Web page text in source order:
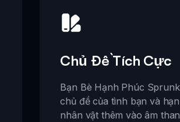
Chủ Đề Tích Cực
Bạn Bè Hạnh Phúc
chủ đề của tình bạn và
nhân vật thêm vào âm